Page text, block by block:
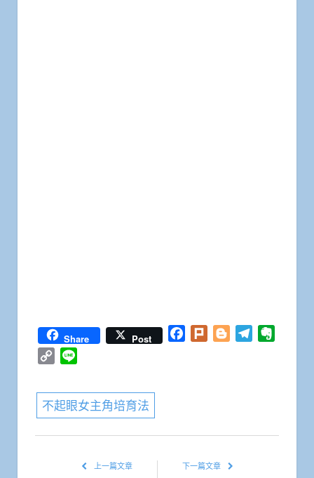
Share Post Facebook
Plurk BloggerTelegram
Copy
不起眼女主角培育法
上一篇文章 下一篇文章